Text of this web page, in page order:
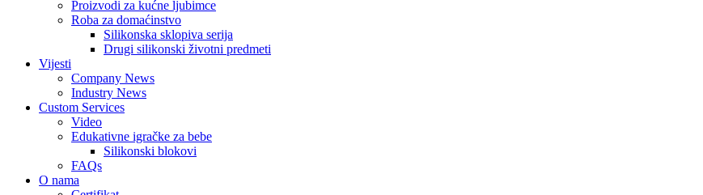
Proizvodi za kućne ljubimce
Roba za domaćinstvo
Silikonska sklopiva serija
Drugi silikonski životni predmeti
Vijesti
Company News
Industry News
Custom Services
Video
Edukativne igračke za bebe
Silikonski blokovi
FAQs
O nama